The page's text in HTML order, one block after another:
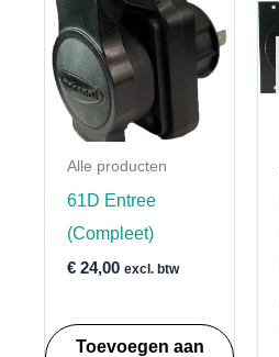
Alle producten
61D Entree
(Compleet)
€24,00 excl. btw
Toevoegen aan